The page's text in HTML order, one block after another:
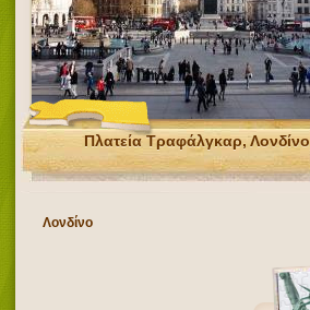
Πλατεία Τραφάλγκαρ, Λονδίνο
Λονδίνο